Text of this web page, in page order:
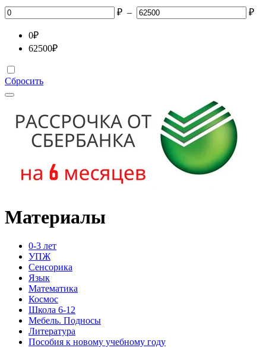
₽ – ₽
0₽
62500₽
Сбросить
Материалы
0-3 лет
УПЖ
Сенсорика
Язык
Математика
Космос
Школа 6-12
Мебель. Подносы
Литература
Пособия к новому учебному году